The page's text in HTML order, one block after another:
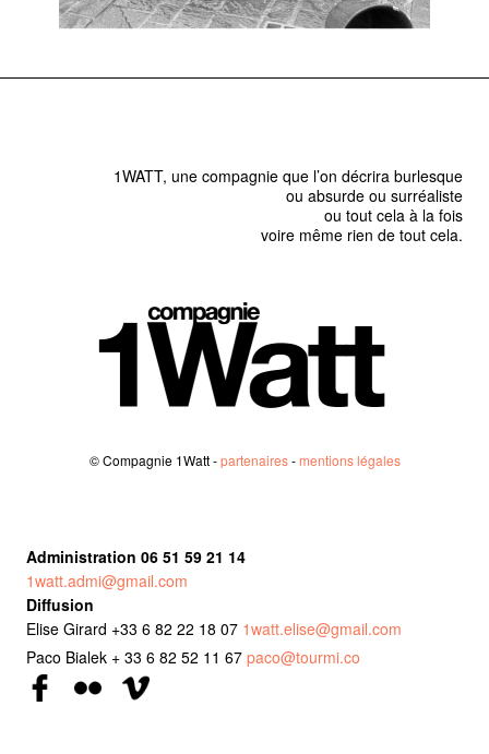
1WATT, une compagnie que l’on décrira burlesque
ou absurde ou surréaliste
ou tout cela à la fois
voire même rien de tout cela.
© Compagnie 1Watt -partenaires-mentions légales
Administration 06 51 59 21 14
1watt.admi@gmail.com
Diffusion
Elise Girard +33 6 82 22 18 07 1watt.elise@gmail.com
Paco Bialek + 33 6 82 52 11 67paco@tourmi.co